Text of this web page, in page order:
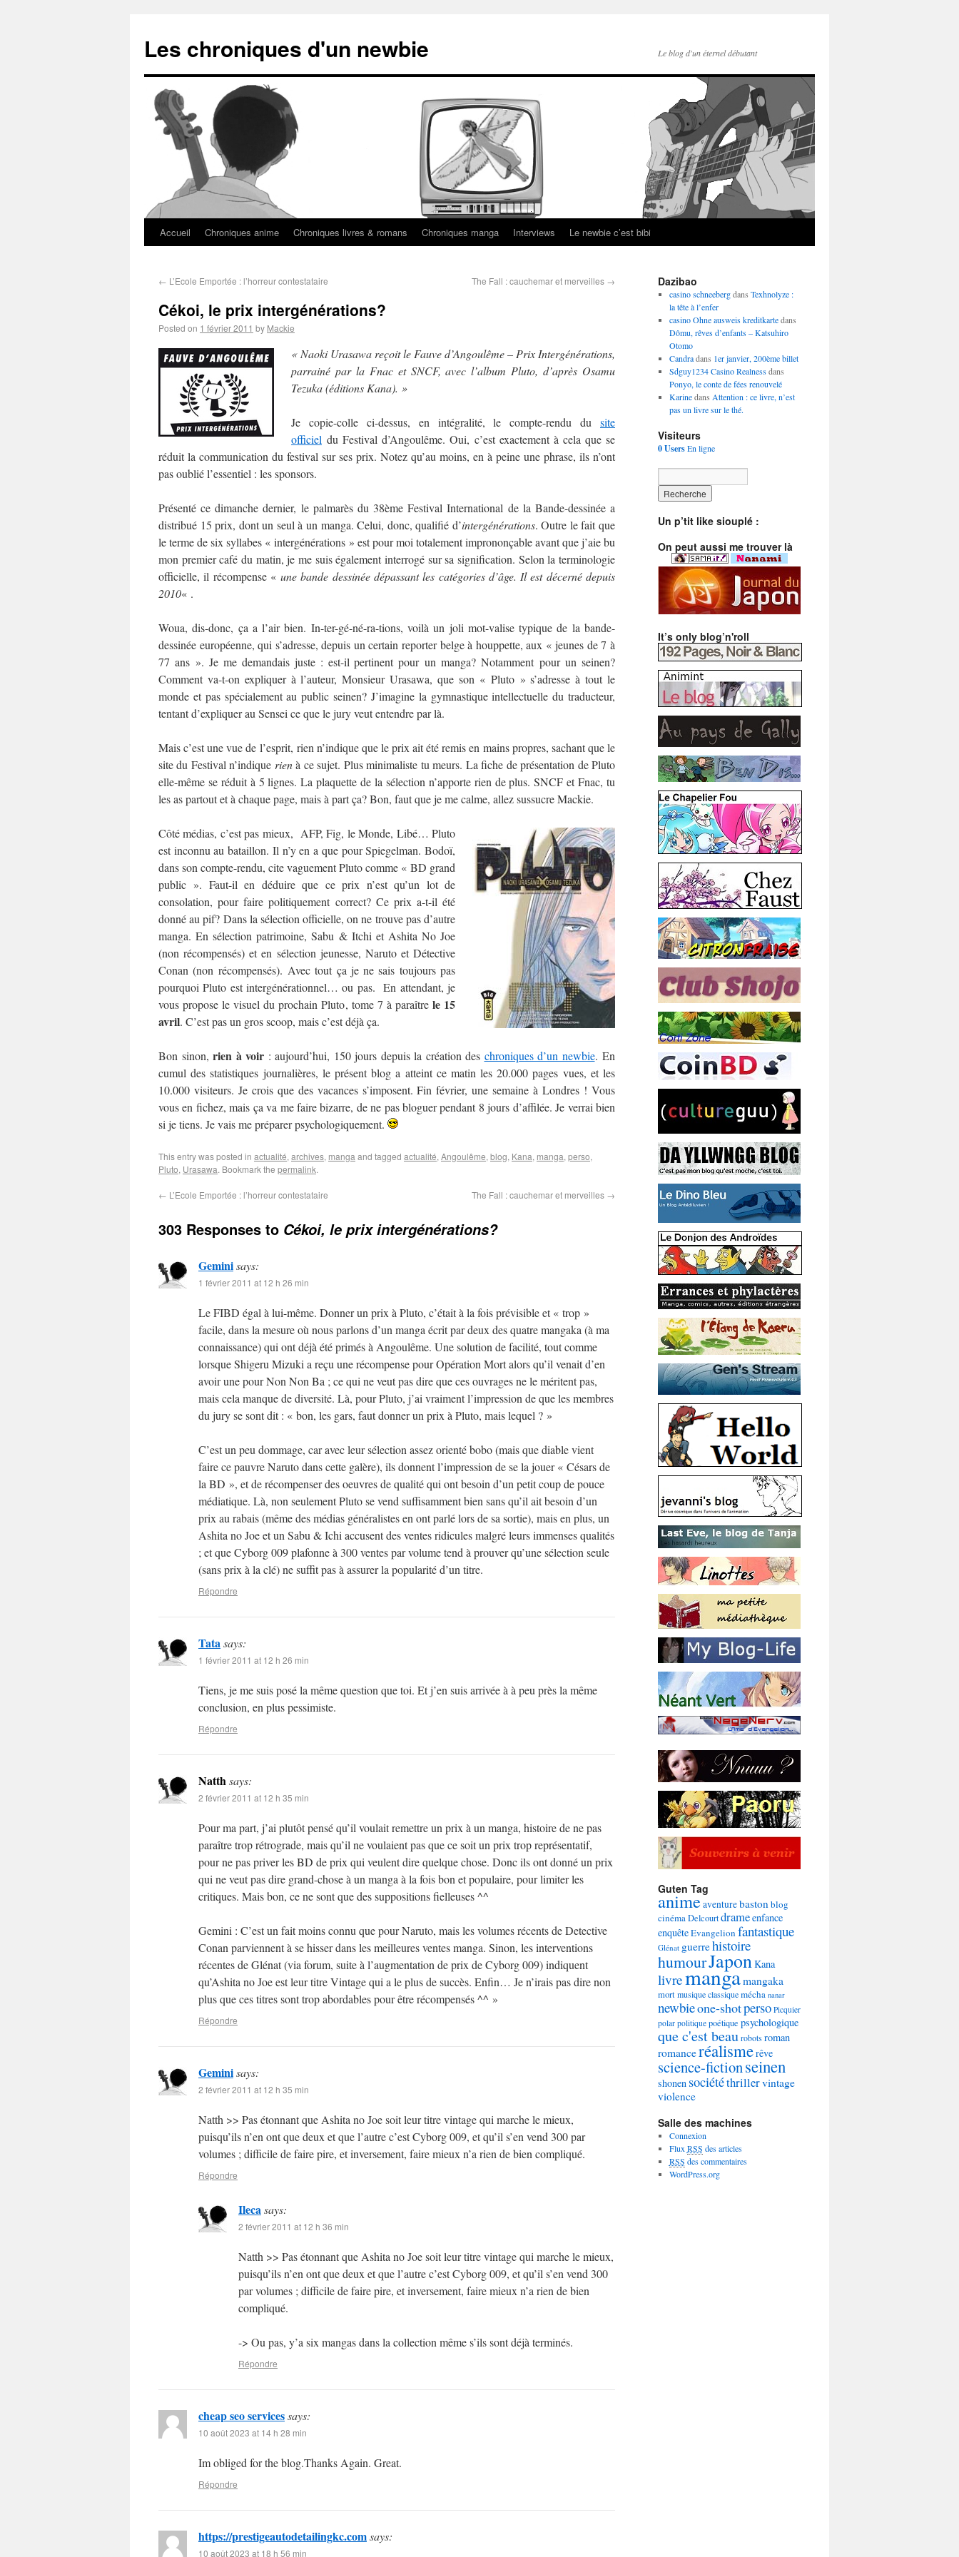
Les chroniques d'un newbie Le blog d'un éternel débutant
Accueil Chroniques anime Chroniques livres & romans Chroniques manga Interviews Le newbie c’est bibi
← L’Ecole Emportée : l’horreur contestataire The Fall : cauchemar et merveilles →
Cékoi, le prix intergénérations?
Posted on 1 février 2011 by Mackie
« Naoki Urasawa reçoit le Fauve d’Angoulême – Prix Intergénérations,
parrainé par la Fnac et SNCF, avec l’album Pluto, d’après Osamu
Tezuka (éditions Kana). »
Je copie-colle ci-dessus, en intégralité, le compte-rendu du site
officiel du Festival d’Angoulême. Oui, c’est exactement à cela que se
réduit la communication du festival sur ses prix. Notez qu’au moins, en à peine une phrase, ils n’ont
pas oublié l’essentiel : les sponsors.
Présenté ce dimanche dernier, le palmarès du 38ème Festival International de la Bande-dessinée a
distribué 15 prix, dont un seul à un manga. Celui, donc, qualifié d’intergénérations. Outre le fait que
le terme de six syllabes « intergénérations » est pour moi totalement imprononçable avant que j’aie bu
mon premier café du matin, je me suis également interrogé sur sa signification. Selon la terminologie
officielle, il récompense «une bande dessinée dépassant les catégories d’âge. Il est décerné depuis
2010« .
Woua, dis-donc, ça a l’air bien. In-ter-gé-né-ra-tions, voilà un joli mot-valise typique de la bande-
dessinée européenne, qui s’adresse, depuis un certain reporter belge à houppette, aux « jeunes de 7 à
77 ans ». Je me demandais juste : est-il pertinent pour un manga? Notamment pour un seinen?
Comment va-t-on expliquer à l’auteur, Monsieur Urasawa, que son « Pluto » s’adresse à tout le
monde et pas spécialement au public seinen? J’imagine la gymnastique intellectuelle du traducteur,
tentant d’expliquer au Sensei ce que le jury veut entendre par là.
Mais c’est une vue de l’esprit, rien n’indique que le prix ait été remis en mains propres, sachant que le
site du Festival n’indique rienà ce sujet. Plus minimaliste tu meurs. La fiche de présentation de Pluto
elle-même se réduit à 5 lignes. La plaquette de la sélection n’apporte rien de plus. SNCF et Fnac, tu
les as partout et à chaque page, mais à part ça? Bon, faut que je me calme, allez sussucre Mackie.
Côté médias, c’est pas mieux, AFP, Fig, le Monde, Libé… Pluto
est inconnu au bataillon. Il n’y en a que pour Spiegelman. Bodoï,
dans son compte-rendu, cite vaguement Pluto comme « BD grand
public ». Faut-il en déduire que ce prix n’est qu’un lot de
consolation, pour faire politiquement correct? Ce prix a-t-il été
donné au pif? Dans la sélection officielle, on ne trouve pas d’autre
manga. En sélection patrimoine, Sabu & Itchi et Ashita No Joe
(non récompensés) et en sélection jeunesse, Naruto et Détective
Conan (non récompensés). Avec tout ça je ne sais toujours pas
pourquoi Pluto est intergénérationnel… ou pas. En attendant, je
vous propose le visuel du prochain Pluto, tome 7 à paraître le 15
avril. C’est pas un gros scoop, mais c’est déjà ça.
Bon sinon, rien à voir : aujourd’hui, 150 jours depuis la création des chroniques d’un newbie. En
cumul des statistiques journalières, le présent blog a atteint ce matin les 20.000 pages vues, et les
10.000 visiteurs. Je crois que des vacances s’imposent. Fin février, une semaine à Londres ! Vous
vous en fichez, mais ça va me faire bizarre, de ne pas bloguer pendant 8 jours d’affilée. Je verrai bien
si je tiens. Je vais me préparer psychologiquement.
This entry was posted in actualité, archives, manga and tagged actualité, Angoulême, blog, Kana, manga, perso,
Pluto, Urasawa. Bookmark the permalink.
← L’Ecole Emportée : l’horreur contestataire The Fall : cauchemar et merveilles →
303 Responses to Cékoi, le prix intergénérations?
Geminisays:
1 février 2011 at 12 h 26 min
Le FIBD égal à lui-même. Donner un prix à Pluto, c’était à la fois prévisible et « trop »
facile, dans la mesure où nous parlons d’un manga écrit par deux des quatre mangaka (à ma
connaissance) qui ont déjà été primés à Angoulême. Une solution de facilité, tout comme
lorsque Shigeru Mizuki a reçu une récompense pour Opération Mort alors qu’il venait d’en
avoir une pour Non Non Ba ; ce qui ne veut pas dire que ces ouvrages ne le méritent pas,
mais cela manque de diversité. Là, pour Pluto, j’ai vraiment l’impression de que les membres
du jury se sont dit : « bon, les gars, faut donner un prix à Pluto, mais lequel ? »
C’est un peu dommage, car avec leur sélection assez orienté bobo (mais que diable vient
faire ce pauvre Naruto dans cette galère), ils donnent l’impression de se la jouer « Césars de
la BD », et de récompenser des oeuvres de qualité qui ont besoin d’un petit coup de pouce
médiatique. Là, non seulement Pluto se vend suffisamment bien sans qu’il ait besoin d’un
prix au rabais (même des médias généralistes en ont parlé lors de sa sortie), mais en plus, un
Ashita no Joe et un Sabu & Ichi accusent des ventes ridicules malgré leurs immenses qualités
; et que Cyborg 009 plafonne à 300 ventes par volume tend à prouver qu’une sélection seule
(sans prix à la clé) ne suffit pas à assurer la popularité d’un titre.
Répondre
Tatasays:
1 février 2011 at 12 h 26 min
Tiens, je me suis posé la même question que toi. Et j’en suis arrivée à à peu près la même
conclusion, en plus pessimiste.
Répondre
Natthsays:
2 février 2011 at 12 h 35 min
Pour ma part, j’ai plutôt pensé qu’il voulait remettre un prix à un manga, histoire de ne pas
paraître trop rétrograde, mais qu’il ne voulaient pas que ce soit un prix trop représentatif,
pour ne pas priver les BD de prix qui veulent dire quelque chose. Donc ils ont donné un prix
qui ne veut pas dire grand-chose à un manga à la fois bon et populaire, pour limiter les
critiques. Mais bon, ce ne sont que des suppositions fielleuses ^^
Gemini : C’est un fait moins connu que pour Naruto, mais les volumes récents de Detective
Conan parviennent à se hisser dans les meilleures ventes manga. Sinon, les interventions
récentes de Glénat (via forum, suite à l’augmentation de prix de Cyborg 009) indiquent
qu’Ashita no Joe est leur titre Vintage qui a le plus de succès. Enfin… Je n’irais pas dire non
plus que ces titres sont trop abordables pour être récompensés ^^ »
Répondre
Geminisays:
2 février 2011 at 12 h 35 min
Natth >> Pas étonnant que Ashita no Joe soit leur titre vintage qui marche le mieux,
puisqu’ils n’en ont que deux et que l’autre c’est Cyborg 009, et qu’il s’en vend 300 par
volumes ; difficile de faire pire, et inversement, faire mieux n’a rien de bien compliqué.
Répondre
Ilecasays:
2 février 2011 at 12 h 36 min
Natth >> Pas étonnant que Ashita no Joe soit leur titre vintage qui marche le mieux,
puisqu’ils n’en ont que deux et que l’autre c’est Cyborg 009, et qu’il s’en vend 300
par volumes ; difficile de faire pire, et inversement, faire mieux n’a rien de bien
compliqué.
-> Ou pas, y’a six mangas dans la collection même s’ils sont déjà terminés.
Répondre
cheap seo servicessays:
10 août 2023 at 14 h 28 min
Im obliged for the blog.Thanks Again. Great.
Répondre
https://prestigeautodetailingkc.comsays:
10 août 2023 at 18 h 56 min
Dazibao
casino schneebergdans Texhnolyze :
la tête à l’enfer
casino Ohne ausweis kreditkartedans
Dômu, rêves d’enfants – Katsuhiro
Otomo
Candradans 1er janvier, 200ème billet
Sdguy1234 Casino Realnessdans
Ponyo, le conte de fées renouvelé
Karinedans Attention : ce livre, n’est
pas un livre sur le thé.
Visiteurs
0 UsersEn ligne
Un p’tit like siouplé :
On peut aussi me trouver là
It’s only blog’n'roll
Guten Tag
animeaventurebaston blog
cinémaDelcourtdrameenfance
enquêteEvangelion fantastique
Glénat guerrehistoire
humourJapon Kana
livremangamangaka
mortmusique classiquemécha nanar
newbieone-shotperso Picquier
polar politique poétique psychologique
que c'est beaurobotsroman
romanceréalismerêve
science-fictionseinen
shonen sociététhrillervintage
violence
Salle des machines
Connexion
Flux RSS des articles
RSS des commentaires
WordPress.org